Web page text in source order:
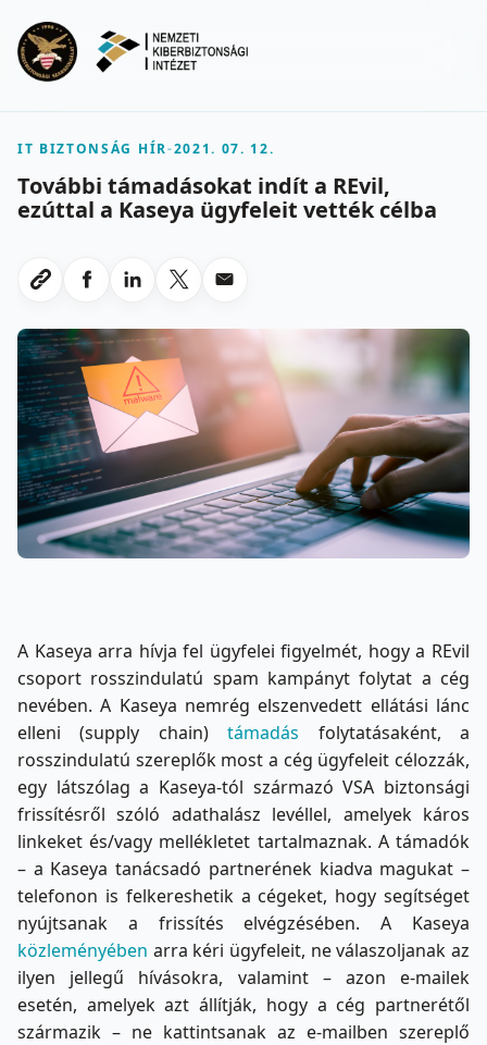
IT BIZTONSÁG HÍR-2021. 07. 12.
További támadásokat indít a REvil,
ezúttal a Kaseya ügyfeleit vették célba
Link masolasa
Megosztas Facebookon
Megosztas LinkedInen
Megosztas X-en
Megosztas emailben
A Kaseya arra hívja fel ügyfelei figyelmét, hogy a REvil
csoport rosszindulatú spam kampányt folytat a cég
nevében. A Kaseya nemrég elszenvedett ellátási lánc
elleni (supply chain)támadás folytatásaként, a
rosszindulatú szereplők most a cég ügyfeleit célozzák,
egy látszólag a Kaseya-tól származó VSA biztonsági
frissítésről szóló adathalász levéllel, amelyek káros
linkeket és/vagy mellékletet tartalmaznak. A támadók
– a Kaseya tanácsadó partnerének kiadva magukat –
telefonon is felkereshetik a cégeket, hogy segítséget
nyújtsanak a frissítés elvégzésében. A Kaseya
közleményében arra kéri ügyfeleit, ne válaszoljanak az
ilyen jellegű hívásokra, valamint – azon e-mailek
esetén, amelyek azt állítják, hogy a cég partnerétől
származik – ne kattintsanak az e-mailben szereplő